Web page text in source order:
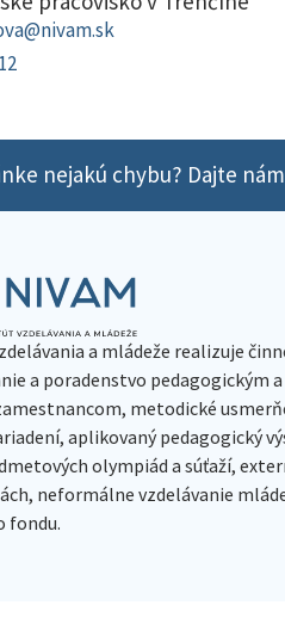
nejakú chybu? Dajte
a mládeže realizuje
a poradenstvo pedagogickým a
metodické
aplikovaný pedagogický
olympiád a súťaží,
neformálne vzdelávanie
fondu.